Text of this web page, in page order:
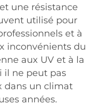
une résistance
utilisé pour
et à
inconvénients du
aux UV et à la
il ne peut pas
dans un climat
années.